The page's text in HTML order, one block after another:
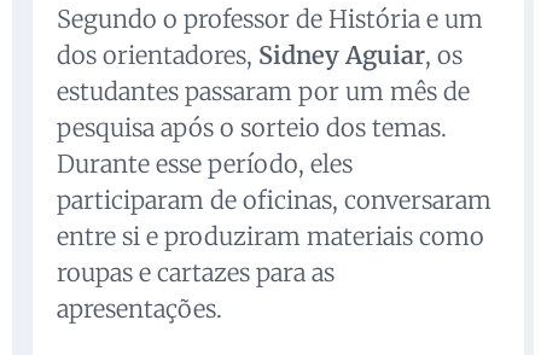
Segundo o professor de História e um
dos orientadores, Sidney Aguiar, os
estudantes passaram por um mês de
pesquisa após o sorteio dos temas.
Durante esse período, eles
participaram de oficinas, conversaram
entre si e produziram materiais como
roupas e cartazes para as
apresentações.